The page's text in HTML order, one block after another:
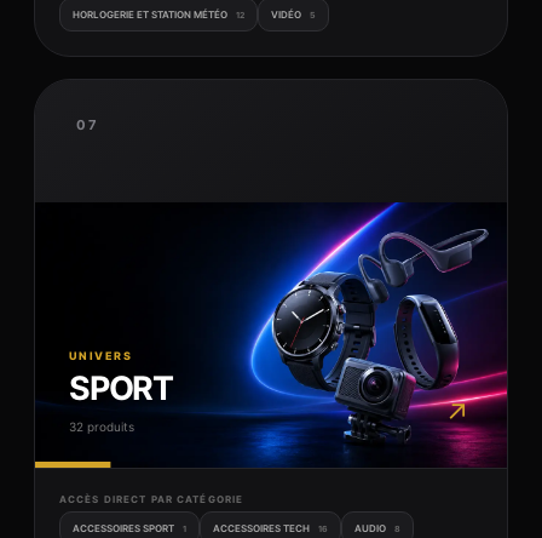
HORLOGERIE ET STATION MÉTÉO 12 VIDÉO 5
07
UNIVERS
SPORT
32 produits ↗
ACCÈS DIRECT PAR CATÉGORIE
ACCESSOIRES SPORT 1 ACCESSOIRES TECH 16 AUDIO 8